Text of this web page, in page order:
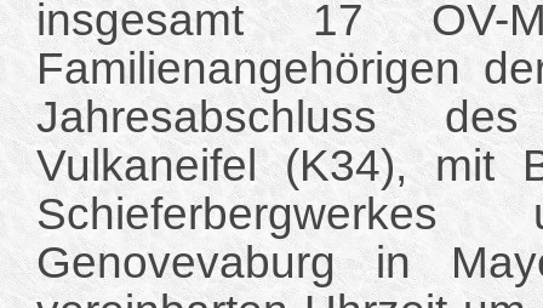
insgesamt 17 OV-
Familienangehörigen
Jahresabschluss
Vulkaneifel (K34), mit
Genovevaburg in